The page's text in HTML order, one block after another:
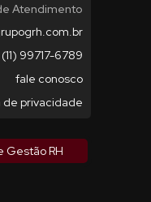
Atendimento
(11) 99717-6789
fale conosco
de privacidade
Gestão RH